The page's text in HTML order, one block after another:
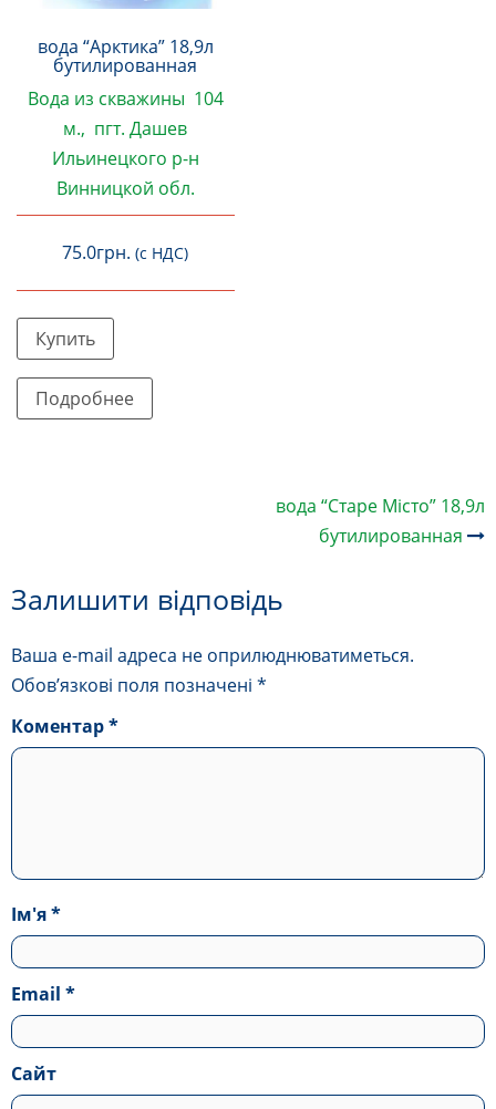
вода “Арктика” 18,9л
бутилированная
Вода из скважины 104
м., пгт.Дашев
Ильинецкого р-н
Винницкой обл.
75.0грн. (с НДС)
Купить
має
кілька
товару
Подробнее
вода “Старе Місто” 18,9л
бутилированная
Залишити відповідь
Ваша e-mail адреса не оприлюднюватиметься.
Обов’язкові поля позначені *
Коментар*
Ім'я*
Email *
Сайт